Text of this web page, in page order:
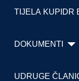
TIJELA KUPIDR
DOKUMENTI
UDRUGE